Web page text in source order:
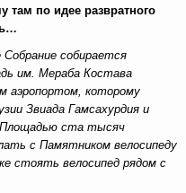
там по идее развратного
собирается
им. Мераба Костава
аэропортом, которому
Звиада Гамсахурдия и
ста тысяч
с Памятником велосипеду
стоять велосипед рядом с